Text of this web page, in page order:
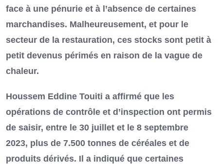
face à une pénurie et à l’absence de certaines
marchandises. Malheureusement, et pour le
secteur de la restauration, ces stocks sont petit à
petit devenus périmés en raison de la vague de
chaleur.
Houssem Eddine Touiti a affirmé que les
opérations de contrôle et d’inspection ont permis
de saisir, entre le 30 juillet et le 8 septembre
2023, plus de 7.500 tonnes de céréales et de
produits dérivés. Il a indiqué que certaines